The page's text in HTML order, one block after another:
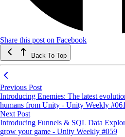
Share this post on Facebook
Back To Top
Previous Post
Introducing Enemies: The latest
humans from Unity - Unity Weekly #061
Next Post
Introducing Funnels & SQL Data
grow your game - Unity Weekly #059